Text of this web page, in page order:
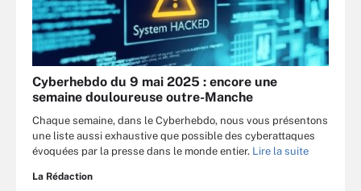
Cyberhebdo du 9 mai 2025 : encore une
semaine douloureuse outre-Manche
Chaque semaine, dans le Cyberhebdo, nous vous présentons
une liste aussi exhaustive que possible des cyberattaques
évoquées par la presse dans le monde entier. Lire la suite
La Rédaction